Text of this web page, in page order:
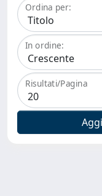
Ordina per:
In ordine:
Risultati/Pagina